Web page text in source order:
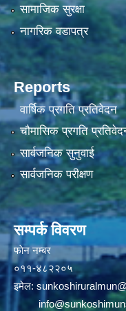
सामाजिक सुरक्षा
नागरिक वडापत्र
Reports
वार्षिक प्रगति प्रतिवेदन
चौमासिक प्रगति
सार्वजनिक सुनुवाई
सार्वजनिक परीक्षण
सम्पर्क विवरण
फाेन न‌‍‍‍‌‌म्बर
०११-४८२२०५
इमेल: